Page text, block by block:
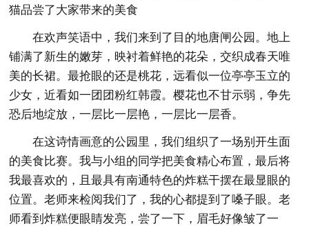
猫品尝了大家带来的美食
在欢声笑语中，我们来到了目的地唐闸公园。地上
铺满了新生的嫩芽，映衬着鲜艳的花朵，交织成春天唯
美的长裙。最抢眼的还是桃花，远看似一位亭亭玉立的
少女，近看如一团团粉红韩霞。樱花也不甘示弱，争先
恐后地绽放，一层比一层艳，一层比一层香。
在这诗情画意的公园里，我们组织了一场别开生面
的美食比赛。我与小组的同学把美食精心布置，最后将
我最喜欢的，且最具有南通特色的炸糕干摆在最显眼的
位置。老师来检阅我们了，我的心都提到了嗓子眼。老
师看到炸糕便眼睛发亮，尝了一下，眉毛好像皱了一